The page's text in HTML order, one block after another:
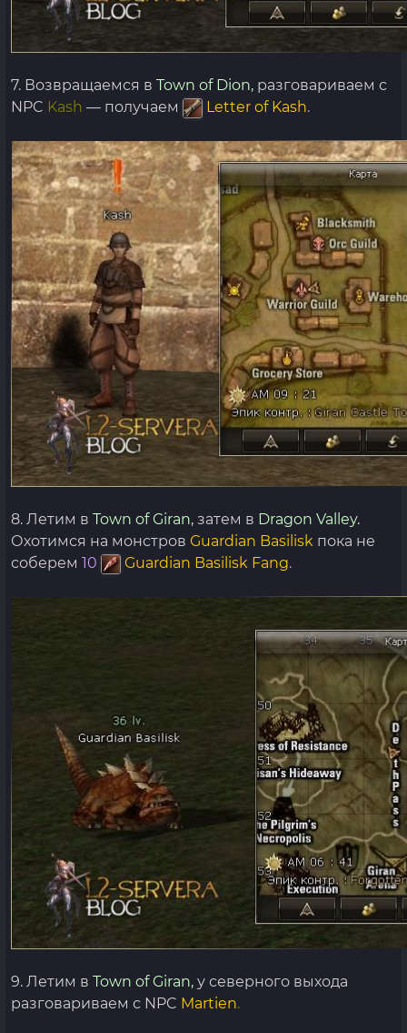
7. Возвращаемся в Town of Dion, разговариваем с
NPC Kash — получаем Letter of Kash.
8. Летим в Town of Giran, затем в Dragon Valley.
Охотимся на монстров Guardian Basilisk пока не
соберем 10 Guardian Basilisk Fang.
9. Летим в Town of Giran, у северного выхода
разговариваем с NPC Martien.